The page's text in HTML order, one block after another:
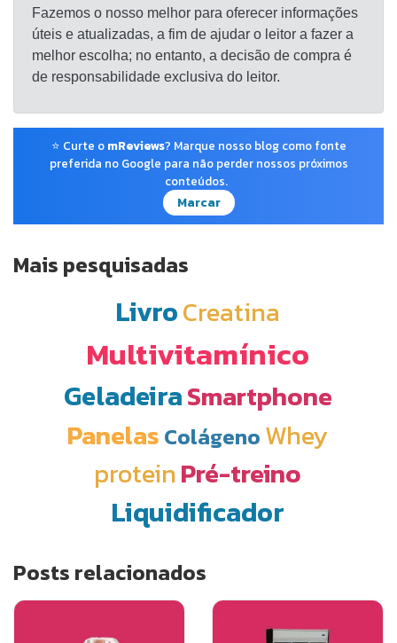
Fazemos o nosso melhor para oferecer informações
úteis e atualizadas, a fim de ajudar o leitor a fazer a
melhor escolha; no entanto, a decisão de compra é
de responsabilidade exclusiva do leitor.
⭐ Curte o mReviews? Marque nosso blog como fonte
preferida no Google para não perder nossos próximos
conteúdos.
Marcar
Mais pesquisadas
LivroCreatina
Multivitamínico
GeladeiraSmartphone
Panelas Colágeno Whey
proteinPré-treino
Liquidificador
Posts relacionados